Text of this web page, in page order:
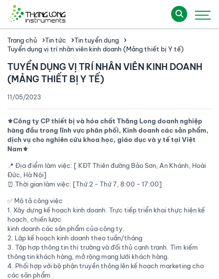
Trang chủ Tin tức
Tin tuyển dụng
Tuyển dụng vị trí nhân viên kinh doanh (Mảng thiết bị Y tế)
TUYỂN DỤNG VỊ TRÍ NHÂN VIÊN KINH DOANH
(MẢNG THIẾT BỊ Y TẾ)
11/05/2023
⚜️Công ty CP thiết bị và hóa chất Thăng Long doanh nghiệp
hàng đầu trong lĩnh vực phân phối, Kinh doanh các sản phẩm,
dịch vụ cho nghiên cứu khoa học, giáo dục và y tế tại Việt
Nam⚜️
📍 Địa điểm làm việc: [ KĐT Thiên đường Bảo Sơn, An Khánh, Hoài
Đức, Hà Nội]
⏰ Thời gian làm việc: [Thứ 2 - Thứ 7, 8:00 - 17:00]
✅ Mô tả công việc
1. Xây dựng kế hoạch kinh doanh. Trực tiếp triển khai thực hiện kế
hoạch, chiến lược
kinh doanh các sản phẩm của công ty.
2. Lập kế hoạch kinh doanh theo tuần/tháng
3. Tập hợp thông tin thị trường và đối thủ cạnh tranh. Tìm kiếm
thông tin khách hàng, mở rộng mạng lưới khách hàng.
4. Phối hợp với bộ phận truyền thông lên kế hoạch marketing cho
các sản phẩm